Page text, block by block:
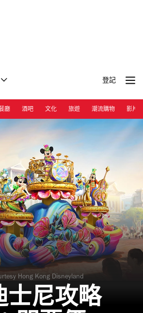
登記
廳 酒吧 文化 旅遊 潮流購物 影片
Hong Kong Disneyland
Hong Kong Disneyland
士尼攻略